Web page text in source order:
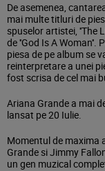
De asemenea,
mai multe titluri de
spuselor artistei, ''The
de ''God Is A Woman''.
piesa de pe album se
reinterpretare a unei
fost scrisa de cel mai
Ariana Grande a mai
lansat pe 20 Iulie.
Momentul de maxima
Grande si Jimmy
un gen muzical